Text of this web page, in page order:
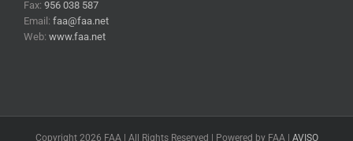
Fax: 956 038 587
Email: faa@faa.net
Web: www.faa.net
Copyright 2026 FAA | All Rights Reserved | Powered by FAA | AVISO